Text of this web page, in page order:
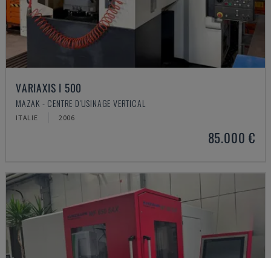
VARIAXIS I 500
MAZAK - CENTRE D'USINAGE VERTICAL
ITALIE 2006
85.000 €